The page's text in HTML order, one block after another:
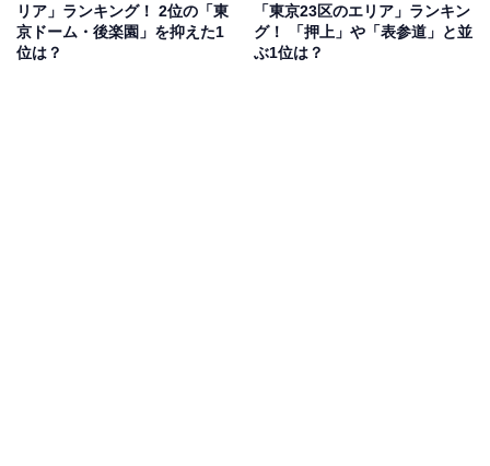
リア」ランキング！ 2位の「東
京ドーム・後楽園」を抑えた1
位は？
「東京23区のエリア」ランキン
グ！ 「押上」や「表参道」と並
ぶ1位は？